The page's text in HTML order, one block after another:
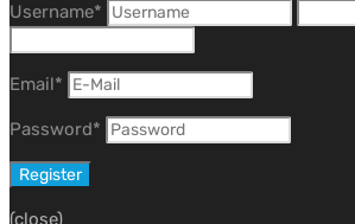
Username*
Email*
Password*
(close)